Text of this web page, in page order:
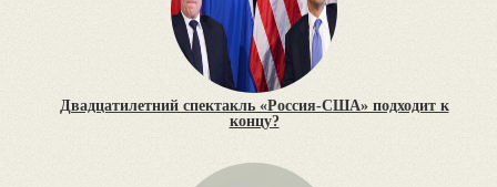
Двадцатилетний спектакль «Россия-США» подходит к
концу?